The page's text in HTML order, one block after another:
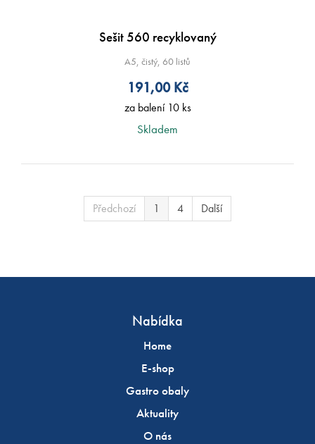
Sešit 560 recyklovaný
A5, čistý, 60 listů
191,00Kč
za balení 10 ks
Skladem
Předchozí 1 4 Další
Nabídka
Home
E-shop
Gastro obaly
Aktuality
O nás